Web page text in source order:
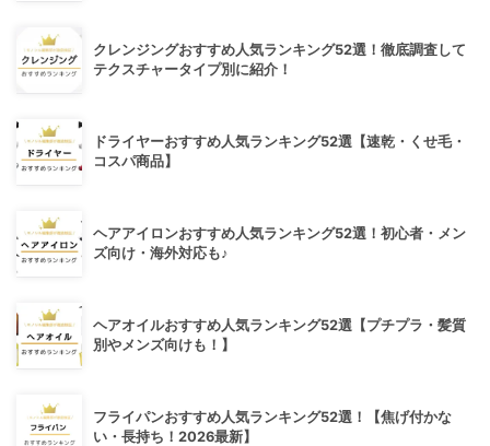
クレンジングおすすめ人気ランキング52選！徹底調査して
テクスチャータイプ別に紹介！
ドライヤーおすすめ人気ランキング52選【速乾・くせ毛・
コスパ商品】
ヘアアイロンおすすめ人気ランキング52選！初心者・メン
ズ向け・海外対応も♪
ヘアオイルおすすめ人気ランキング52選【プチプラ・髪質
別やメンズ向けも！】
フライパンおすすめ人気ランキング52選！【焦げ付かな
い・長持ち！2026最新】